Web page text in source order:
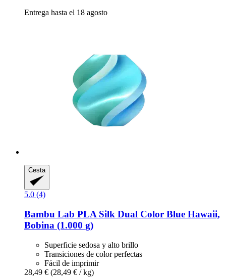
Entrega hasta el 18 agosto
Cesta
5.0 (4)
Bambu Lab PLA Silk Dual Color Blue Hawaii,
Bobina (1.000 g)
Superficie sedosa y alto brillo
Transiciones de color perfectas
Fácil de imprimir
28,49 € (28,49 € / kg)